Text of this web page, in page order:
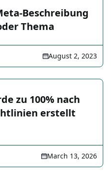
Beschreibung
Thema
August 2, 2023
zu 100% nach
erstellt
March 13, 2026